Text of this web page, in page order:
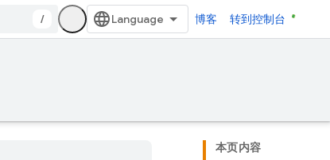
/ 博客 转到控制台
本页内容